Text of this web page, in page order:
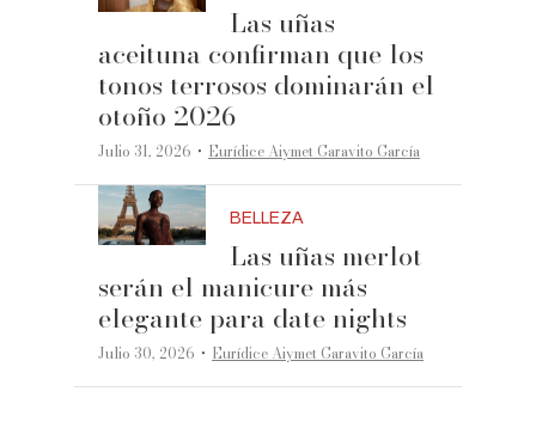
Las uñas
aceituna confirman que los
tonos terrosos dominarán el
otoño 2026
Julio 31, 2026 ·Eurídice Aiymet Garavito García
BELLEZA
Las uñas merlot
serán el manicure más
elegante para date nights
Julio 30, 2026 ·Eurídice Aiymet Garavito García